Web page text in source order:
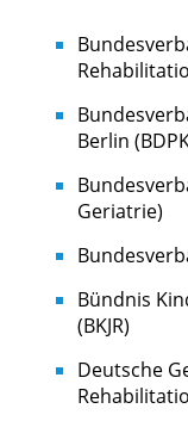
Berlin
Geriatrie)
Bündnis
(BKJR)
Deutsche